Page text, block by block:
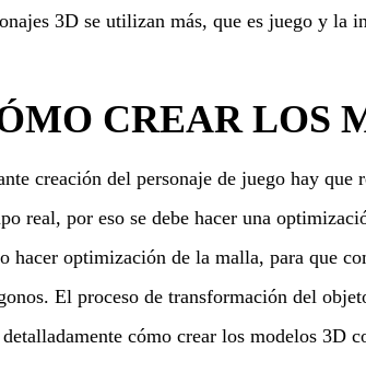
3D se utilizan más, que es juego y la
CREAR LOS
creación del personaje de juego hay que
real, por eso se debe hacer una
hacer optimización de la malla, para que
El proceso de transformación del
detalladamente cómo crear los modelos 3D